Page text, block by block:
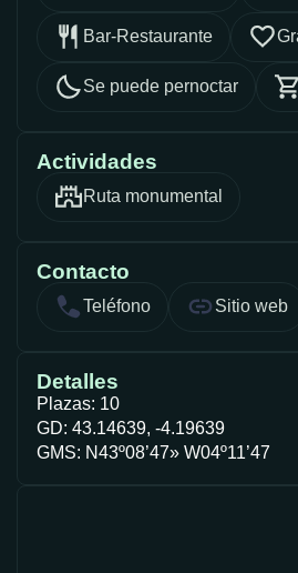
Bar-Restaurante
Se puede pernoctar
Actividades
Ruta monumental
Contacto
Teléfono Sitio web
Detalles
Plazas: 10
GD: 43.14639, -4.19639
GMS: N43º08’47» W04º11’47